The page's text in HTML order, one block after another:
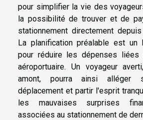
pour simplifier la vie des
la possibilité de trouver et de
stationnement directement
La planification préalable est un
pour réduire les dépenses liées
aéroportuaire. Un voyageur
amont, pourra ainsi alléger
déplacement et partir l'esprit
les mauvaises surprises
associées au stationnement de